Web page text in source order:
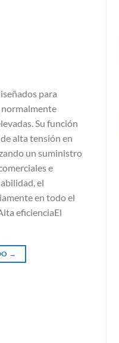
para
normalmente
Su función
alta tensión en
un suministro
e
el
en todo el
eficienciaEl
→